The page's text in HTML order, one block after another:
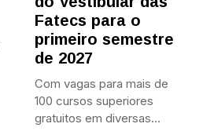
Fatecs para o
primeiro semestre
de 2027
Com vagas para mais de
100 cursos superiores
gratuitos em diversas